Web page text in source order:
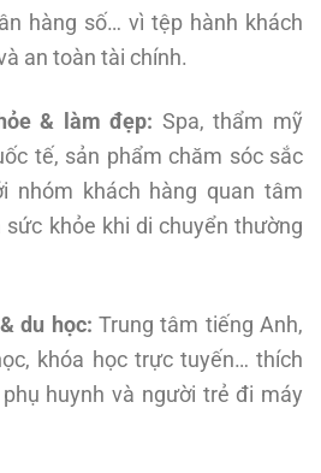
hàng số… vì tệp hành khách
an toàn tài chính.
& làm đẹp: Spa, thẩm mỹ
tế, sản phẩm chăm sóc sắc
nhóm khách hàng quan tâm
sức khỏe khi di chuyển thường
du học: Trung tâm tiếng Anh,
khóa học trực tuyến… thích
huynh và người trẻ đi máy